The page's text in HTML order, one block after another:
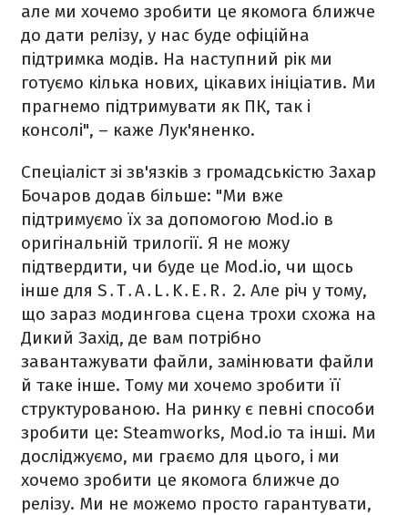
але ми хочемо зробити це якомога ближче
до дати релізу, у нас буде офіційна
підтримка модів. На наступний рік ми
готуємо кілька нових, цікавих ініціатив. Ми
прагнемо підтримувати як ПК, так і
консолі", – каже Лук'яненко.
Спеціаліст зі зв'язків з громадськістю Захар
Бочаров додав більше: "Ми вже
підтримуємо їх за допомогою Mod.io в
оригінальній трилогії. Я не можу
підтвердити, чи буде це Mod.io, чи щось
інше для S․T․A․L․K․E․R․ 2. Але річ у тому,
що зараз модингова сцена трохи схожа на
Дикий Захід, де вам потрібно
завантажувати файли, замінювати файли
й таке інше. Тому ми хочемо зробити її
структурованою. На ринку є певні способи
зробити це: Steamworks, Mod.io та інші. Ми
досліджуємо, ми граємо для цього, і ми
хочемо зробити це якомога ближче до
релізу. Ми не можемо просто гарантувати,